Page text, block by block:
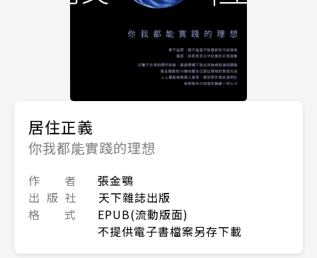
居住正義
你我都能實踐的理想
作 者
張金鶚
出 版 社
天下雜誌出版
格 式
EPUB(流動版面)
不提供電子書檔案另存下載